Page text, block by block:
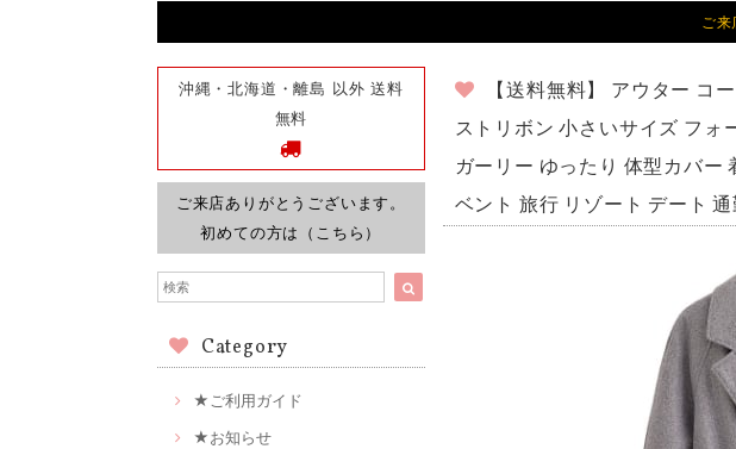
ご来
沖縄・北海道・離島 以外 送料
無料
ご来店ありがとうございます。
初めての方は（こちら）
Category
★ご利用ガイド
★お知らせ
【送料無料】 アウター コ
ストリボン 小さいサイズ フォ
ガーリー ゆったり 体型カバー
ベント 旅行 リゾート デート